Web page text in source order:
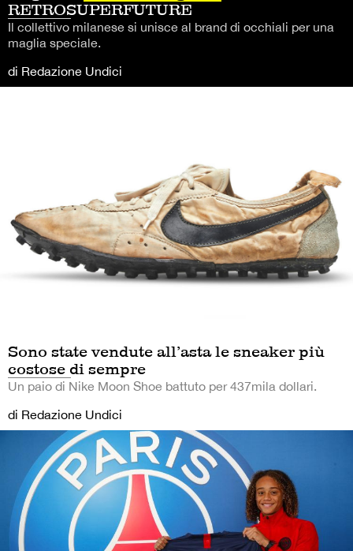
RETROSUPERFUTURE
Il collettivo milanese si unisce al brand di occhiali per una
maglia speciale.
di Redazione Undici
Sono state vendute all’asta le sneaker più
costose di sempre
Un paio di Nike Moon Shoe battuto per 437mila dollari.
di Redazione Undici